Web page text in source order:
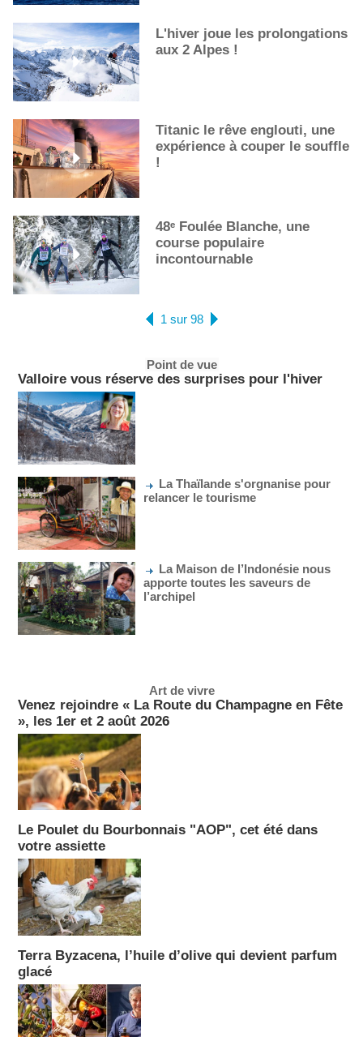
L'hiver joue les prolongations
aux 2 Alpes !
Titanic le rêve englouti, une
expérience à couper le souffle
!
48ᵉ Foulée Blanche, une
course populaire
incontournable
1 sur 98
Point de vue
Valloire vous réserve des surprises pour l'hiver
La Thaïlande s'orgnanise pour
relancer le tourisme
La Maison de l’Indonésie nous
apporte toutes les saveurs de
l’archipel
Art de vivre
Venez rejoindre « La Route du Champagne en Fête
», les 1er et 2 août 2026
Le Poulet du Bourbonnais "AOP", cet été dans
votre assiette
Terra Byzacena, l’huile d’olive qui devient parfum
glacé